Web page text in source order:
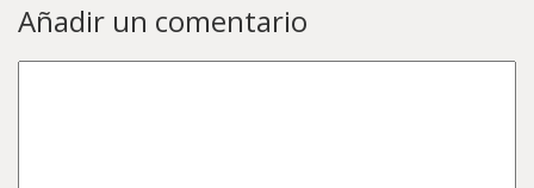
Añadir un comentario